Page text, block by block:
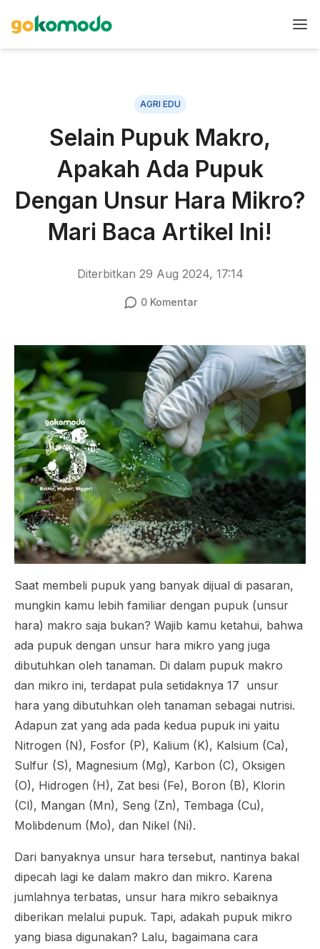
AGRI EDU
Selain Pupuk Makro,
Apakah Ada Pupuk
Dengan Unsur Hara Mikro?
Mari Baca Artikel Ini!
Diterbitkan 29 Aug 2024, 17:14
0Komentar
Saat membeli pupuk yang banyak dijual di pasaran,
mungkin kamu lebih familiar dengan pupuk (unsur
hara) makro saja bukan? Wajib kamu ketahui, bahwa
ada pupuk dengan unsur hara mikro yang juga
dibutuhkan oleh tanaman. Di dalam pupuk makro
dan mikro ini, terdapat pula setidaknya 17 unsur
hara yang dibutuhkan oleh tanaman sebagai nutrisi.
Adapun zat yang ada pada kedua pupuk ini yaitu
Nitrogen (N), Fosfor (P), Kalium (K), Kalsium (Ca),
Sulfur (S), Magnesium (Mg), Karbon (C), Oksigen
(O), Hidrogen (H), Zat besi (Fe), Boron (B), Klorin
(Cl), Mangan (Mn), Seng (Zn), Tembaga (Cu),
Molibdenum (Mo), dan Nikel (Ni).
Dari banyaknya unsur hara tersebut, nantinya bakal
dipecah lagi ke dalam makro dan mikro. Karena
jumlahnya terbatas, unsur hara mikro sebaiknya
diberikan melalui pupuk. Tapi, adakah pupuk mikro
yang biasa digunakan? Lalu, bagaimana cara